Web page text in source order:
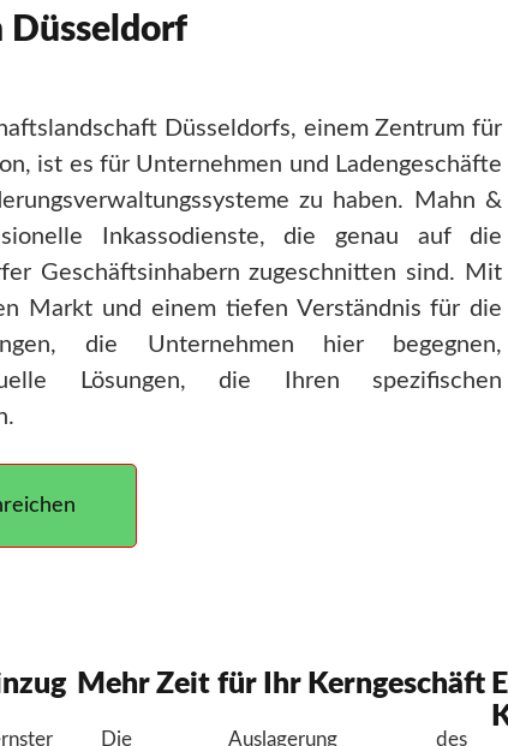
Düsseldorf
Düsseldorfs, einem Zentrum für
ist es für Unternehmen und Ladengeschäfte
zu haben. Mahn &
Inkassodienste, die genau auf die
Geschäftsinhabern zugeschnitten sind. Mit
Markt und einem tiefen Verständnis für die
die Unternehmen hier begegnen,
Lösungen, die Ihren spezifischen
Mehr Zeit für Ihr Kerngeschäft
Die Auslagerung des